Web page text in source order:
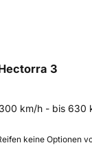
3
km/h - bis 630
keine Optionen